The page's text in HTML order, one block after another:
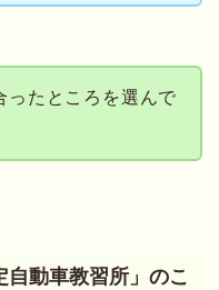
ったところを選んで
自動車教習所」のこ